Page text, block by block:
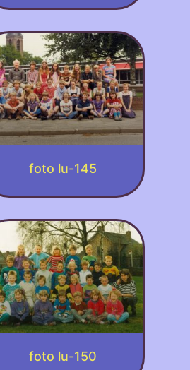
foto lu-145
foto lu-150